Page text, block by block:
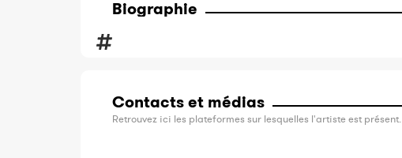
Biographie
Contacts et médias
Retrouvez ici les plateformes sur lesquelles l'artiste est présent.